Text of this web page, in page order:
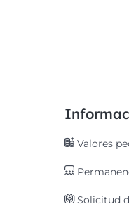
Valores
Solicitud